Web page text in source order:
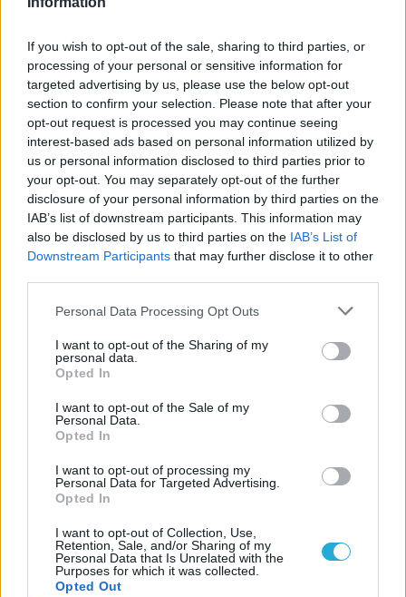
If you wish to opt-out of the sale, sharing to third parties, or
processing of your personal or sensitive information for
targeted advertising by us, please use the below opt-out
section to confirm your selection. Please note that after your
opt-out request is processed you may continue seeing
interest-based ads based on personal information utilized by
us or personal information disclosed to third parties prior to
your opt-out. You may separately opt-out of the further
disclosure of your personal information by third parties on the
IAB’s list of downstream participants. This information may
also be disclosed by us to third parties on the IAB’s List of
Downstream Participants that may further disclose it to other
Personal Data Processing Opt Outs
I want to opt-out of the Sharing of my
personal data.
Opted In
I want to opt-out of the Sale of my
Personal Data.
Opted In
I want to opt-out of processing my
Personal Data for Targeted Advertising.
Opted In
I want to opt-out of Collection, Use,
Retention, Sale, and/or Sharing of my
Personal Data that Is Unrelated with the
Purposes for which it was collected.
Opted Out
Szerző: MarlaSinger
Dátum:2026.05.04 09:58
Csapd be az AI-t! Állítsd be itt, hogy a PC
Guru tartalmairól véletlenül se maradj le
a Google-ben.
KAPCSOLÓDÓ HÍREK
Repült Sydney Sweeney cameója Az ördög
Az ördög FILA táskát visel – kritika
Anne Hathaway és Dakota Johnson a
Verity előzetesében
Guglizz rá, hogy Az ördög Pradát visel, és
csak figyelj!
LEGFRISSEBB VIDEÓNK